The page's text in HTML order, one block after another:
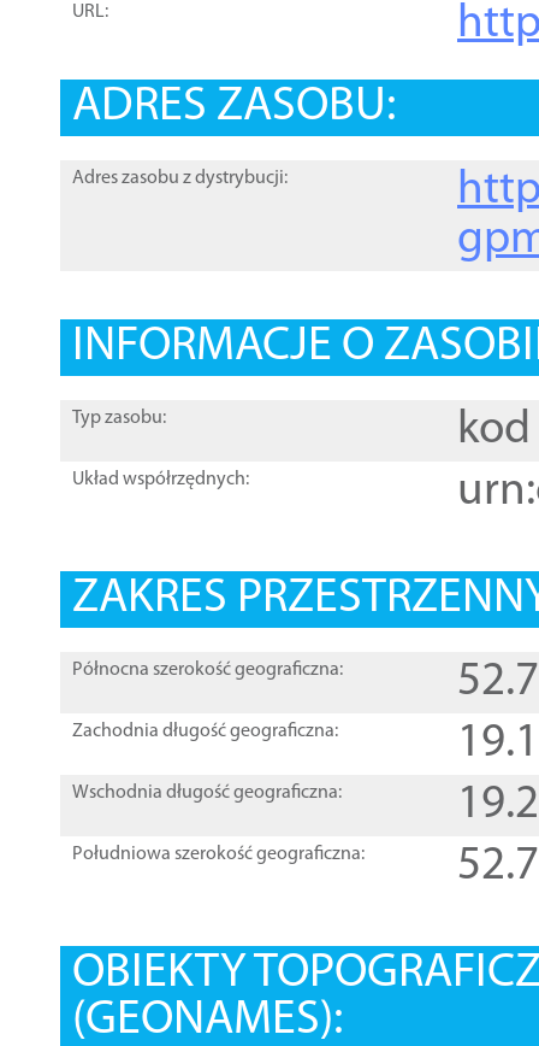
URL:
ADRES ZASOBU:
Adres zasobu z dystrybucji:
INFORMACJE O
Typ zasobu: kod
Układ współrzędnych:
ZAKRES
Północna szerokość geograficzna:
Zachodnia długość geograficzna:
Wschodnia długość geograficzna:
Południowa szerokość geograficzna:
OBIEKTY
(GEONAMES):